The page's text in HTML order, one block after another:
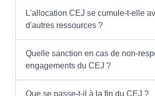
L'allocation CEJ se cumule-t-elle
d'autres ressources ?
Quelle sanction en cas de non-
engagements du CEJ ?
Que se passe-t-il à la fin du CEJ ?